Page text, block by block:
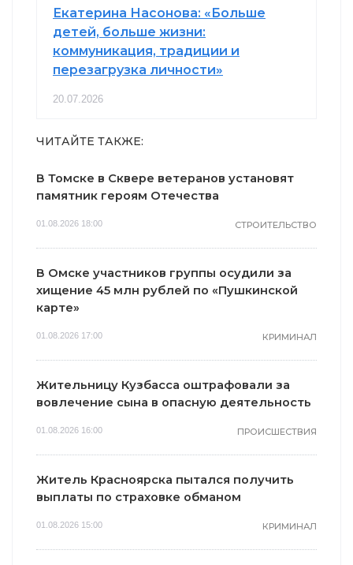
Екатерина Насонова: «Больше
детей, больше жизни:
коммуникация, традиции и
перезагрузка личности»
20.07.2026
ЧИТАЙТЕ ТАКЖЕ:
В Томске в Сквере ветеранов установят
памятник героям Отечества
01.08.2026 18:00 СТРОИТЕЛЬСТВО
В Омске участников группы осудили за
хищение 45 млн рублей по «Пушкинской
карте»
01.08.2026 17:00 КРИМИНАЛ
Жительницу Кузбасса оштрафовали за
вовлечение сына в опасную деятельность
01.08.2026 16:00 ПРОИСШЕСТВИЯ
Житель Красноярска пытался получить
выплаты по страховке обманом
01.08.2026 15:00 КРИМИНАЛ